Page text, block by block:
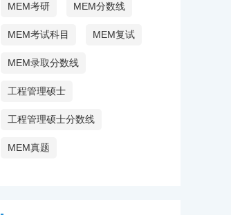
MEM考研 MEM分数线
MEM考试科目 MEM复试
MEM录取分数线
工程管理硕士
工程管理硕士分数线
MEM真题